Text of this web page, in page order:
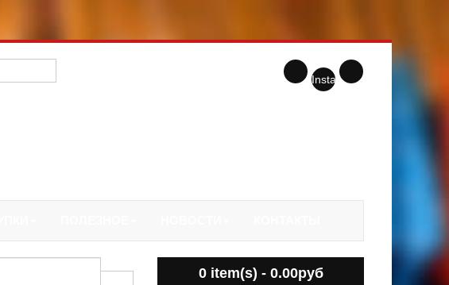
Instagram
0 item(s) - 0.00руб